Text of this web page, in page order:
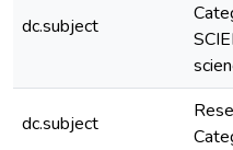
dc.subject
dc.subject